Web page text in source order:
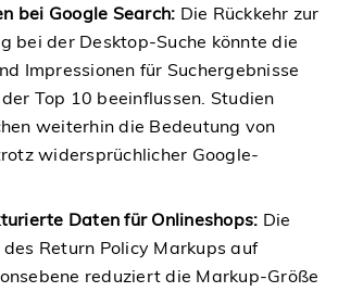
bei Google Search: Die Rückkehr zur
bei der Desktop-Suche könnte die
Impressionen für Suchergebnisse
Top 10 beeinflussen. Studien
weiterhin die Bedeutung von
widersprüchlicher Google-
Daten für Onlineshops: Die
des Return Policy Markups auf
reduziert die Markup-Größe